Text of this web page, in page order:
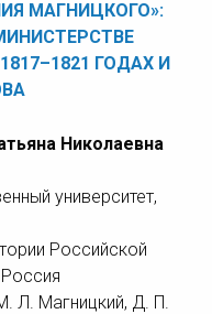
МАГНИЦКОГО»:
ГОДАХ И
Николаевна
университет,
Российской
Л. Магницкий, Д. П.